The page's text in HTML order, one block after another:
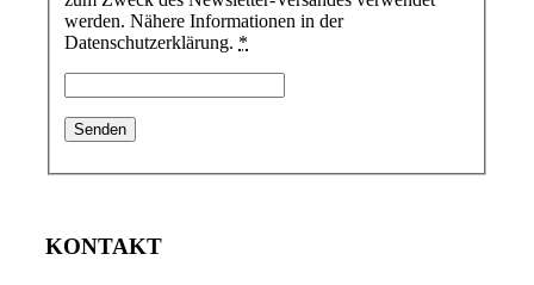
werden. Nähere Informationen in der
Datenschutzerklärung. *
KONTAKT